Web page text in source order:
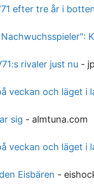
efter tre år i
rivaler just nu -
veckan och läget i
sig - almtuna.com
veckan och läget i
Eisbären -